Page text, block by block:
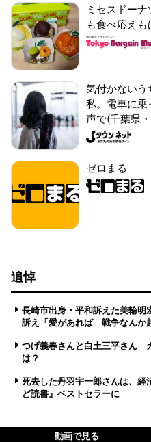
ミセスドー
も食べ応えも
気付かないう
私。電車に乗
声で(千葉県
ゼロまる
追悼
長崎市出身・平和訴えた美輪
訴え「愛があれば 戦争なんか
つげ義春さんと白土三平さん
は？
死去した丹羽宇一郎さんは、
ど読書』ベストセラーに
動画で見る